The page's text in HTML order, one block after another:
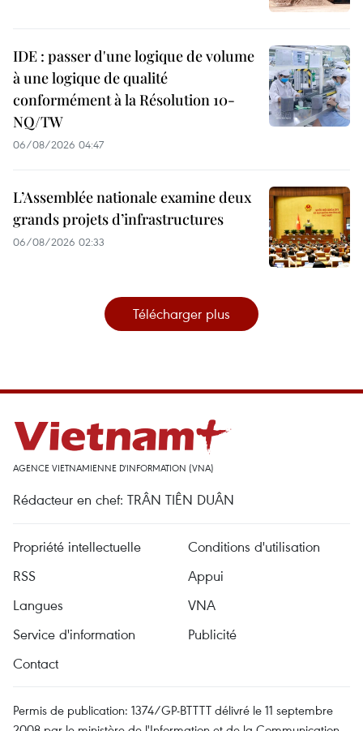
IDE : passer d'une logique de volume
à une logique de qualité
conformément à la Résolution 10-
NQ/TW
06/08/2026 04:47
L’Assemblée nationale examine deux
grands projets d’infrastructures
06/08/2026 02:33
Télécharger plus
AGENCE VIETNAMIENNE D'INFORMATION (VNA)
Rédacteur en chef: TRÂN TIÊN DUÂN
Propriété intellectuelle
Conditions d'utilisation
RSS
Appui
Langues
VNA
Service d'information
Publicité
Contact
Permis de publication: 1374/GP-BTTTT délivré le 11 septembre